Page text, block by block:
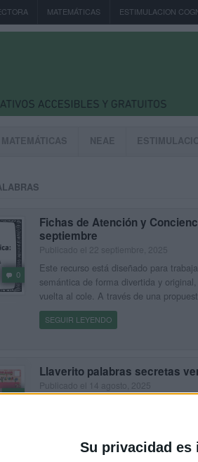
Su privacidad es
MATEMÁTICAS ESTIMULACION
MATEMÁTICAS NEAE
0
Fichas de Atención y
septiembre
Este recurso está diseñado para
semántica de forma divertida y
vuelta al cole. A través de una
SEGUIR LEYENDO
0
Llaverito palabras secretas
Publicado el 14 agosto, 2025
Este divertido recurso en formato
vocabulario y ortografía de forma
tendrán que descubrir y formar las
SEGUIR LEYENDO